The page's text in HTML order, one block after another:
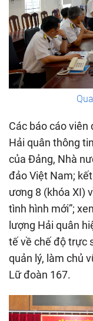
Các báo cáo
Hải quân thông
của Đảng, Nhà
đảo Việt Nam;
ương 8 (khóa XI)
tình hình mới”;
lượng Hải quân
tế về chế độ trực
quản lý, làm chủ
Lữ đoàn 167.